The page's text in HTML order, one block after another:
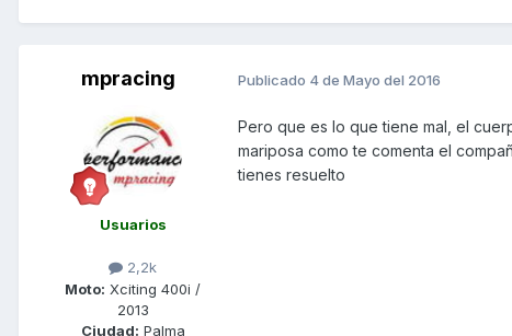
mpracing
Usuarios
2,2k
Moto: Xciting 400i /
2013
Ciudad: Palma
Publicado 4 de Mayo del 2016
Pero que es lo que tiene mal, el
mariposa como te comenta el
tienes resuelto